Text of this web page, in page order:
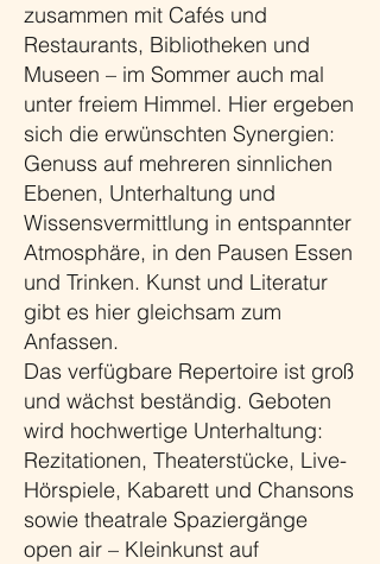
zusammen mit Cafés und
Restaurants, Bibliotheken und
Museen – im Sommer auch mal
unter freiem Himmel. Hier ergeben
sich die erwünschten Synergien:
Genuss auf mehreren sinnlichen
Ebenen, Unterhaltung und
Wissensvermittlung in entspannter
Atmosphäre, in den Pausen Essen
und Trinken. Kunst und Literatur
gibt es hier gleichsam zum
Anfassen.
Das verfügbare Repertoire ist groß
und wächst beständig. Geboten
wird hochwertige Unterhaltung:
Rezitationen, Theaterstücke, Live-
Hörspiele, Kabarett und Chansons
sowie theatrale Spaziergänge
open air – Kleinkunst auf